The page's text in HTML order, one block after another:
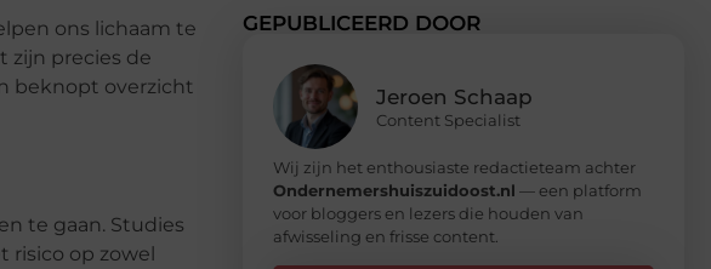
ons lichaam te
zijn precies de
beknopt overzicht
te gaan. Studies
op zowel
GEPUBLICEERD DOOR
Jeroen Schaap
Content Specialist
Wij zijn het enthousiaste redactieteam achter
Ondernemershuiszuidoost.nl — een platform
voor bloggers en lezers die houden van
afwisseling en frisse content.